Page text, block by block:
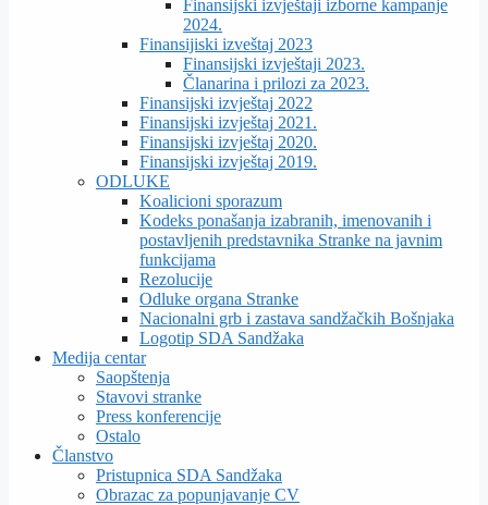
Finansijski izvještaji izborne kampanje
2024.
Finansijiski izveštaj 2023
Finansijski izvještaji 2023.
Članarina i prilozi za 2023.
Finansijski izvještaj 2022
Finansijski izvještaj 2021.
Finansijski izvještaj 2020.
Finansijski izvještaj 2019.
ODLUKE
Koalicioni sporazum
Kodeks ponašanja izabranih, imenovanih i
postavljenih predstavnika Stranke na javnim
funkcijama
Rezolucije
Odluke organa Stranke
Nacionalni grb i zastava sandžačkih Bošnjaka
Logotip SDA Sandžaka
Medija centar
Saopštenja
Stavovi stranke
Press konferencije
Ostalo
Članstvo
Pristupnica SDA Sandžaka
Obrazac za popunjavanje CV